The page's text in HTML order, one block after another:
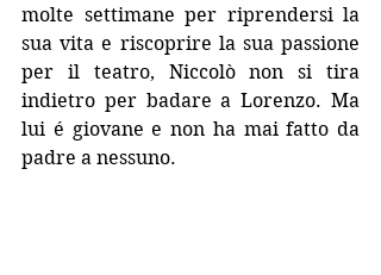
molte settimane per riprendersi la
sua vita e riscoprire la sua passione
per il teatro, Niccolò non si tira
indietro per badare a Lorenzo. Ma
lui é giovane e non ha mai fatto da
padre a nessuno.